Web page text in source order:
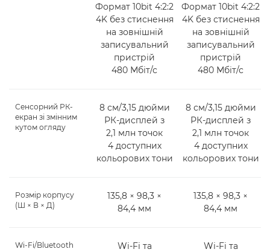
Формат 10bit 4:2:2
4K без стиснення
на зовнішній
записувальний
пристрій
480 Мбіт/с
Формат 10bit 4:2:2
4K без стиснення
на зовнішній
записувальний
пристрій
480 Мбіт/с
Сенсорний РК-
екран зі змінним
кутом огляду
8 см/3,15 дюйми
РК-дисплей з
2,1 млн точок
4 доступних
кольорових тони
8 см/3,15 дюйми
РК-дисплей з
2,1 млн точок
4 доступних
кольорових тони
Розмір корпусу
(Ш × В × Д)
135,8 × 98,3 ×
84,4 мм
135,8 × 98,3 ×
84,4 мм
Wi-Fi/Bluetooth
Wi-Fi та
Wi-Fi та